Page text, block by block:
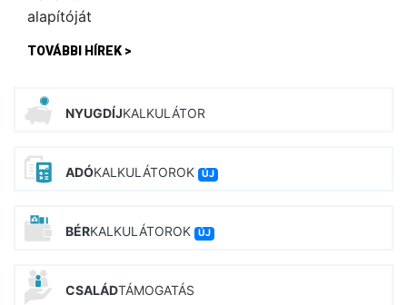
TOVÁBBI HÍREK >
NYUGDÍJKALKULÁTOR
ADÓKALKULÁTOROK ÚJ
BÉRKALKULÁTOROK ÚJ
CSALÁDTÁMOGATÁS